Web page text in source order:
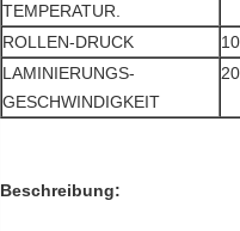
TEMPERATUR.
ROLLEN-DRUCK
LAMINIERUNGS-
GESCHWINDIGKEIT
Beschreibung: